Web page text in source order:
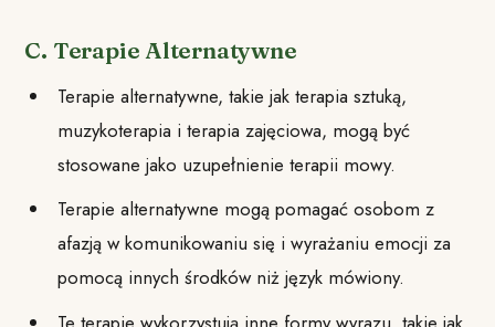
C. Terapie Alternatywne
Terapie alternatywne, takie jak terapia sztuką,
muzykoterapia i terapia zajęciowa, mogą być
stosowane jako uzupełnienie terapii mowy.
Terapie alternatywne mogą pomagać osobom z
afazją w komunikowaniu się i wyrażaniu emocji za
pomocą innych środków niż język mówiony.